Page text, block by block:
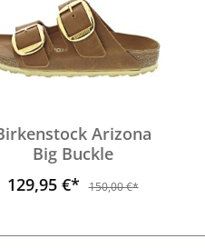
Arizona
Big Buckle
129,95 €*
150,00 €*